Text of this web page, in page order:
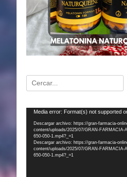
Buscar:
Reproductor
vídeo
Media error: Format(s) not supported
Descargar archivo: https://gran-farmacia-
content/uploads/2025/07/GRAN-FARMACIA-
650-050-1.mp4?_=1
Descargar archivo: https://gran-farmacia-
content/uploads/2025/07/GRAN-FARMACIA-
650-050-1.mp4?_=1